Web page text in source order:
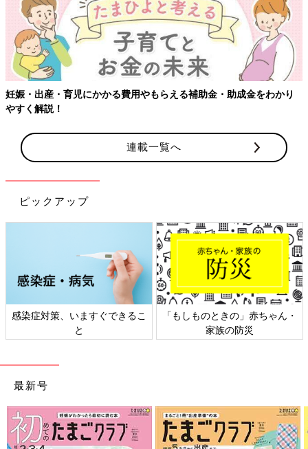
・出産・育児にかかる費用やもらえる補助金・助成金をわかり
く解説！
連載一覧へ
ピックアップ
感染症対策、いますぐできるこ
と
「もしものときの」赤ちゃん・
家族の防災
最新号